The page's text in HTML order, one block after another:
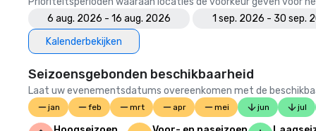
6 aug. 2026 - 16 aug. 2026
1 sep. 2026 - 30 sep.
Kalenderbekijken
Seizoensgebonden beschikbaarheid
Laat uw evenementsdatums overeenkomen met de
jan feb mrt apr mei jun jul